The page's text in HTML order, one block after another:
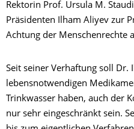
Rektorin Prof. Ursula M.
Präsidenten Ilham Aliyev zur
Achtung der Menschenrechte
Seit seiner Verhaftung soll Dr.
lebensnotwendigen
Trinkwasser haben, auch der
nur sehr eingeschränkt sein.